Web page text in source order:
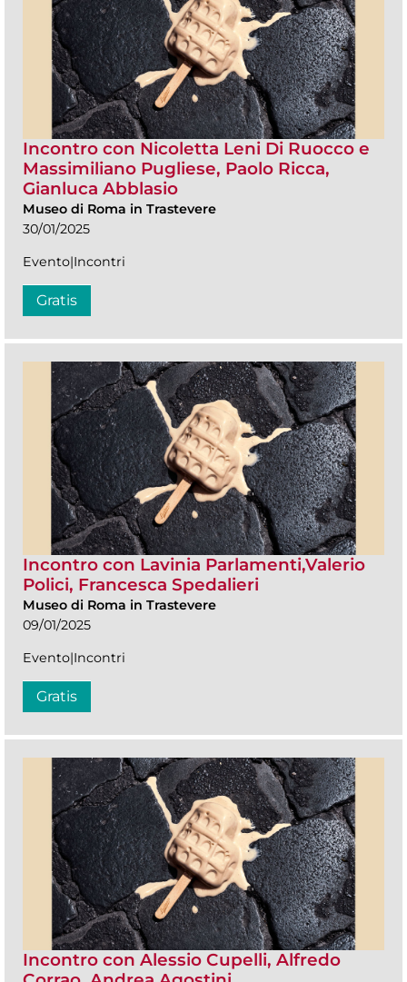
Incontro con Nicoletta Leni Di Ruocco e
Massimiliano Pugliese, Paolo Ricca,
Gianluca Abblasio
Museo di Roma in Trastevere
30/01/2025
Evento|Incontri
Gratis
Incontro con Lavinia Parlamenti,Valerio
Polici, Francesca Spedalieri
Museo di Roma in Trastevere
09/01/2025
Evento|Incontri
Gratis
Incontro con Alessio Cupelli, Alfredo